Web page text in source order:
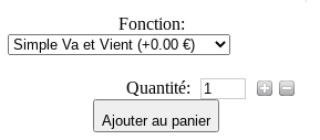
Fonction:
Quantité:
Ajouter au panier